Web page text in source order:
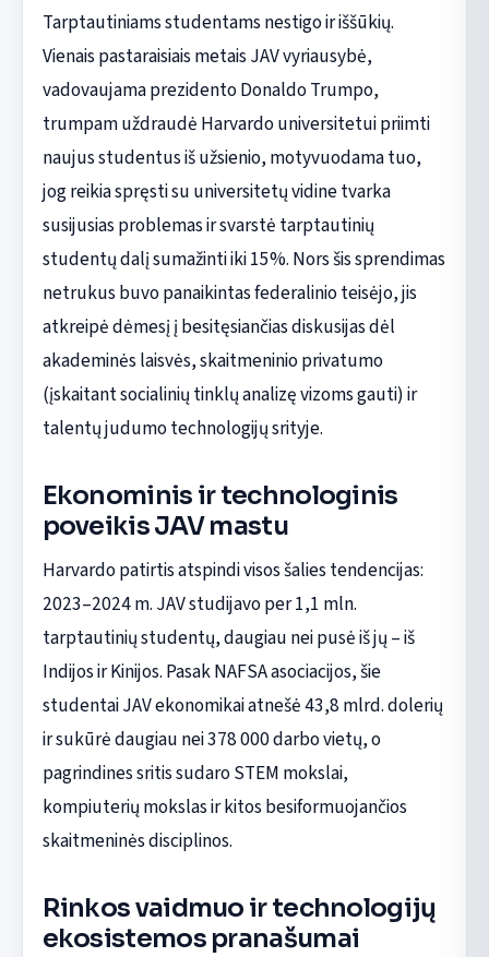
Tarptautiniams studentams nestigo ir iššūkių.
Vienais pastaraisiais metais JAV vyriausybė,
vadovaujama prezidento Donaldo Trumpo,
trumpam uždraudė Harvardo universitetui priimti
naujus studentus iš užsienio, motyvuodama tuo,
jog reikia spręsti su universitetų vidine tvarka
susijusias problemas ir svarstė tarptautinių
studentų dalį sumažinti iki 15%. Nors šis sprendimas
netrukus buvo panaikintas federalinio teisėjo, jis
atkreipė dėmesį į besitęsiančias diskusijas dėl
akademinės laisvės, skaitmeninio privatumo
(įskaitant socialinių tinklų analizę vizoms gauti) ir
talentų judumo technologijų srityje.
Ekonominis ir technologinis
poveikis JAV mastu
Harvardo patirtis atspindi visos šalies tendencijas:
2023–2024 m. JAV studijavo per 1,1 mln.
tarptautinių studentų, daugiau nei pusė iš jų – iš
Indijos ir Kinijos. Pasak NAFSA asociacijos, šie
studentai JAV ekonomikai atnešė 43,8 mlrd. dolerių
ir sukūrė daugiau nei 378 000 darbo vietų, o
pagrindines sritis sudaro STEM mokslai,
kompiuterių mokslas ir kitos besiformuojančios
skaitmeninės disciplinos.
Rinkos vaidmuo ir technologijų
ekosistemos pranašumai